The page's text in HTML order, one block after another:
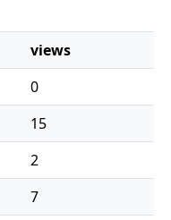
views
0
15
2
7